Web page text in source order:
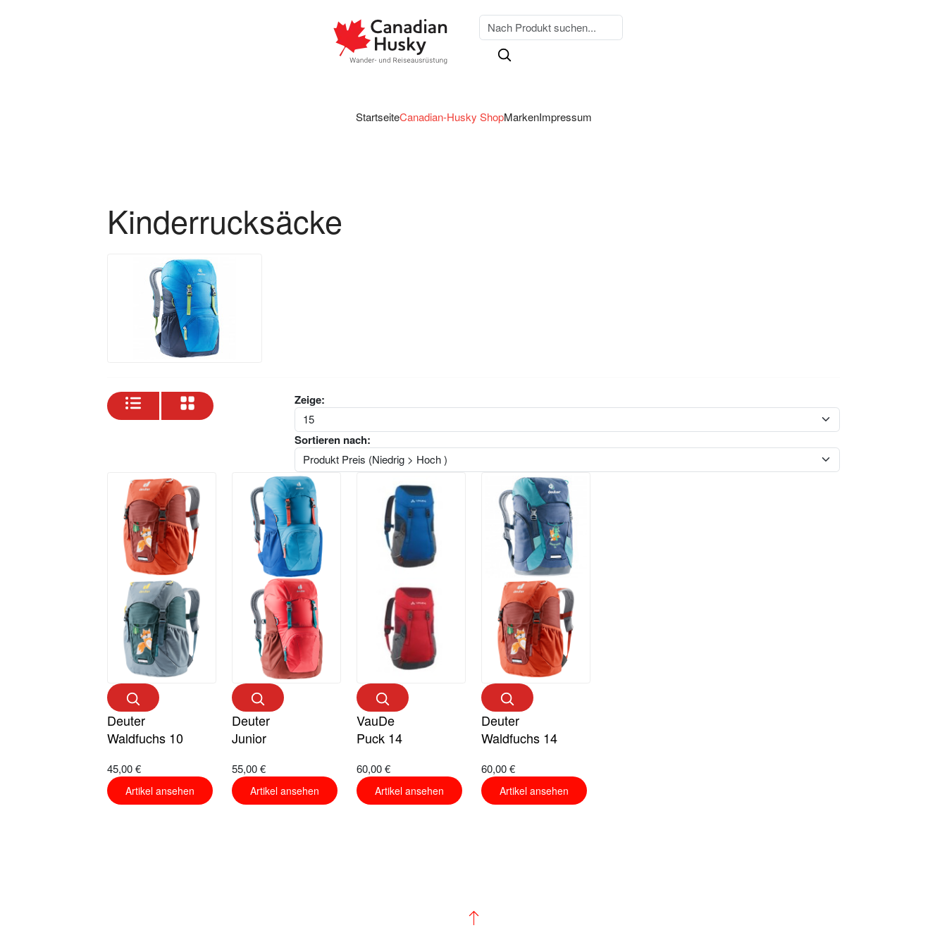
StartseiteCanadian-Husky ShopMarkenImpressum
Kinderrucksäcke
Zeige:
Sortieren nach:
Deuter
Waldfuchs 10
45,00 €
Artikel ansehen
Deuter
Junior
55,00 €
Artikel ansehen
VauDe
Puck 14
60,00 €
Artikel ansehen
Deuter
Waldfuchs 14
60,00 €
Artikel ansehen